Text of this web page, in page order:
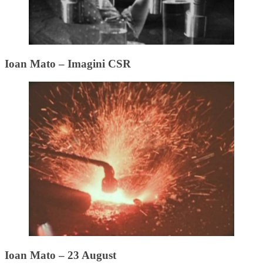
Ioan Mato – Imagini CSR
Ioan Mato – 23 August